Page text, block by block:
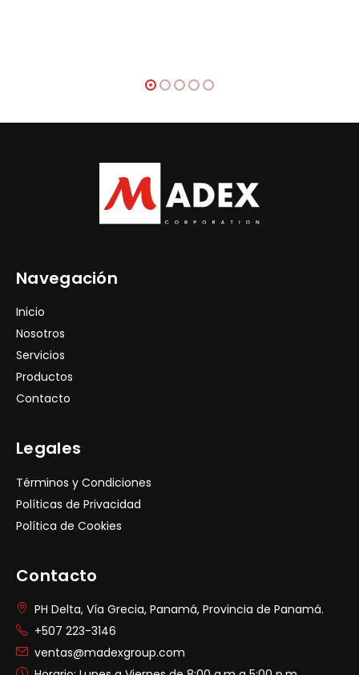
Navegación
Inicio
Nosotros
Servicios
Productos
Contacto
Legales
Términos y Condiciones
Políticas de Privacidad
Política de Cookies
Contacto
PH Delta, Vía Grecia, Panamá, Provincia de Panamá.
+507 223-3146
ventas@madexgroup.com